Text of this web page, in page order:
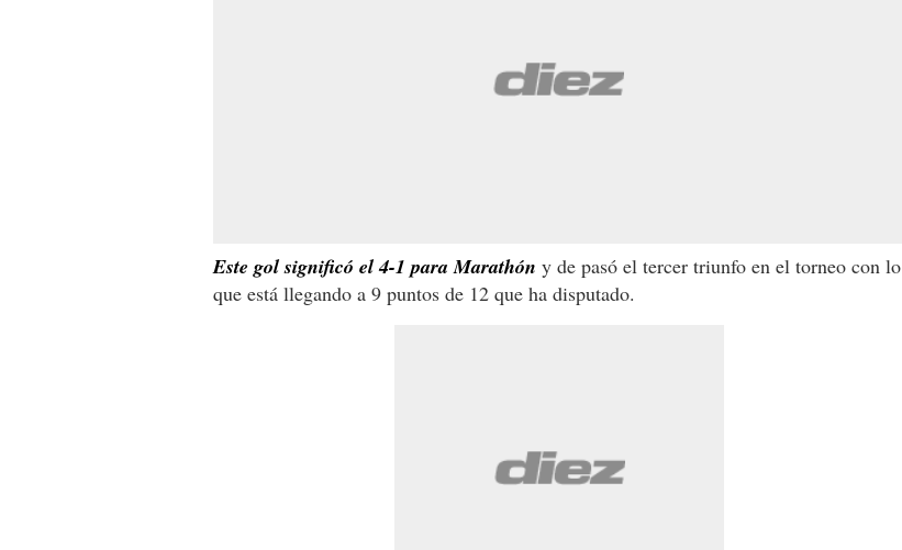
Este gol significó el 4-1 para Marathón y de pasó el tercer triunfo en el torneo con lo
que está llegando a 9 puntos de 12 que ha disputado.